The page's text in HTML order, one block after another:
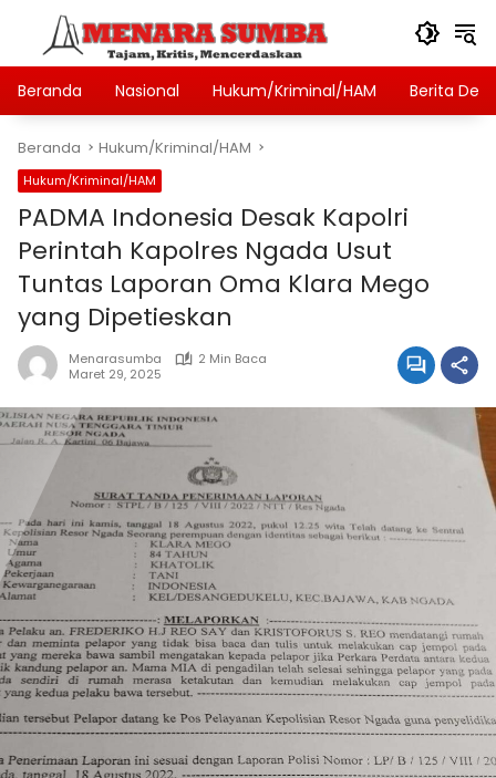
Langsung
konten
Beranda
Nasional Hukum/Kriminal/HAM Berita Desa
Beranda Hukum/Kriminal/HAM
Hukum/Kriminal/HAM
PADMA Indonesia Desak Kapolri
Perintah Kapolres Ngada Usut
Tuntas Laporan Oma Klara Mego
yang Dipetieskan
Menarasumba
2 Min Baca
Maret 29, 2025